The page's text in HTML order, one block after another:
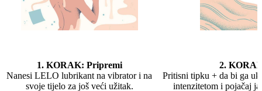
1. KORAK: Pripremi
Nanesi LELO lubrikant na vibrator i na
svoje tijelo za još veći užitak.
2.
Pritisni tipku + da bi ga
intenzitetom i pojačaj